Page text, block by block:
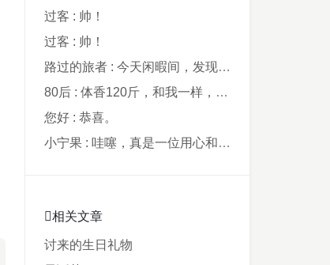
过客 : 帅！
过客 : 帅！
路过的旅者 : 今天闲暇间，发现藏在阿鲁西名字里的...
80后 : 体香120斤，和我一样，40年了，...
您好 : 恭喜。
小宁果 : 哇噻，真是一位用心和爸爸，从孩子出...
相关文章
讨来的生日礼物